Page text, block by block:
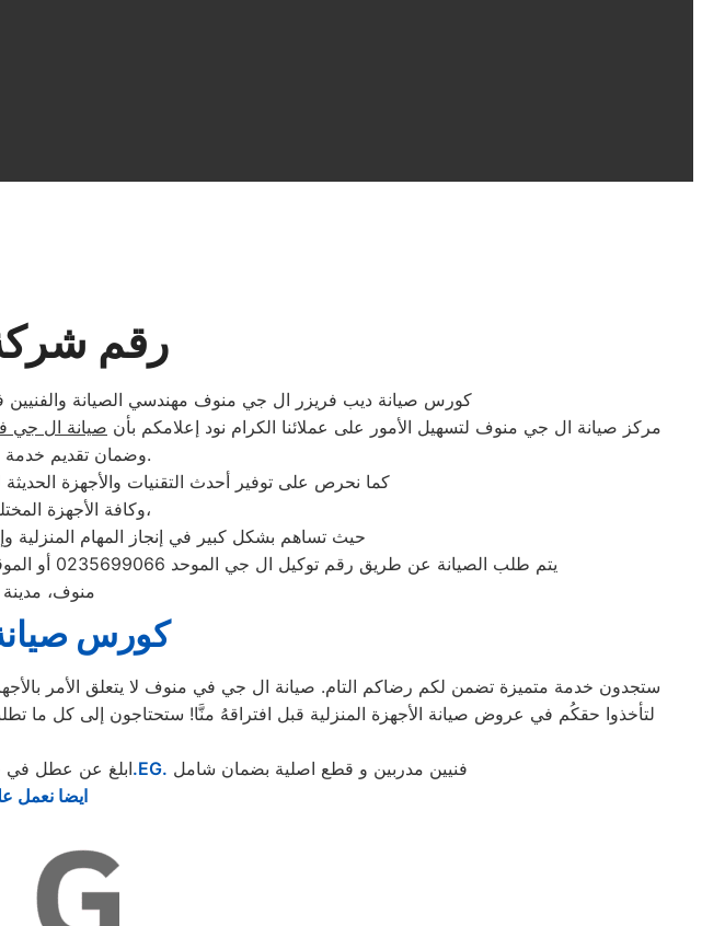
رقم
كورس صيانة ديب فريزر ال جي منوف مهندسي الصيانة والفنيين
مركز صيانة ال جي منوف لتسهيل الأمور على عملائنا الكرام نود إعلامكم بأن صيانة ال جي
وضمان تقديم خدمة جيدة للاستفادة المثلى من خدماتنا.
كما نحرص على توفير أحدث التقنيات والأجهزة
وكافة الأجهزة المختلفة تعتبر الأزمة شائعة لدى الجميع،
حيث تساهم بشكل كبير في إنجاز المهام المنزلية
يتم طلب الصيانة عن طريق رقم توكيل ال جي الموحد 0235699066 أو الموقع الالكترونى او الارقام المبينة بالموقع . يتم خلال دقائق تسجيل الطلب ويتابع مندوب خاص
منوف،
كورس
ستجدون خدمة متميزة تضمن لكم رضاكم التام. صيانة ال جي في منوف لا يتعلق الأمر
ابلغ عن عطل في.EG. فنيين مدربين و قطع اصلية بضمان شامل
ايضا نعمل